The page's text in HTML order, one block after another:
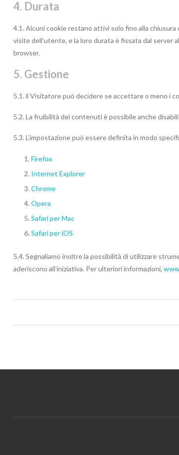
4. Durata
4.1. Alcuni cookie restano attivi solo fino alla
visite dell’utente, e la loro durata è fissata dal server
browser.
5. Gestione
5.1. il Visitatore può decidere se accettare o meno i
5.2. La fruibilità dei contenuti è possibile anche
5.3. L’impostazione può essere definita in modo
Firefox
Internet Explorer
Chrome
Opera
Safari per Mac
Safari per iOS
5.4. Segnaliamo inoltre la possibilità di utilizzare
aderiscono all’iniziativa. Per ulteriori informazioni,